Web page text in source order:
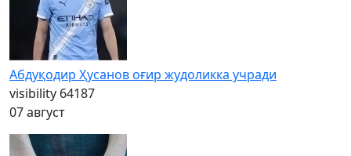
Абдуқодир Ҳусанов оғир жудоликка учради
visibility 64187
07 август